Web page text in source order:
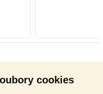
cookies
24 hodin:3401